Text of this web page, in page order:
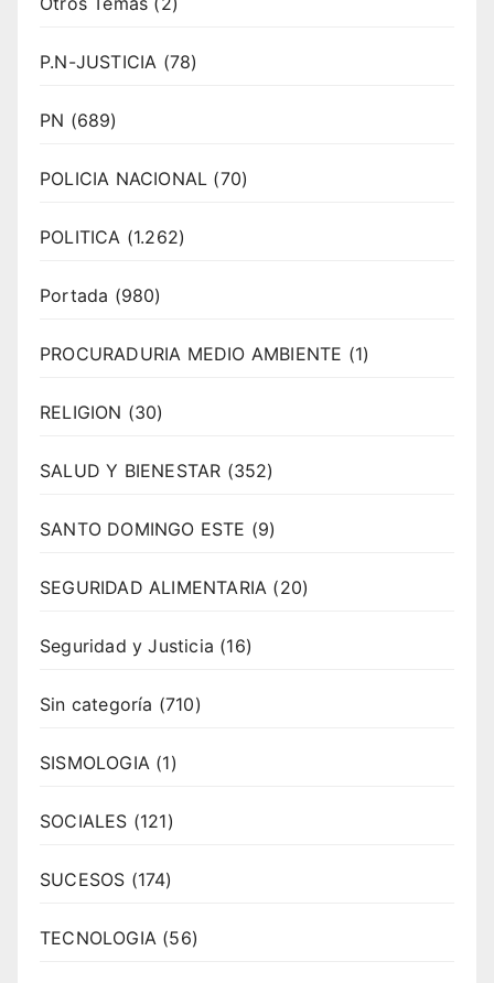
P.N-JUSTICIA (78)
PN (689)
POLICIA NACIONAL (70)
POLITICA (1.262)
Portada (980)
PROCURADURIA MEDIO AMBIENTE (1)
RELIGION (30)
SALUD Y BIENESTAR (352)
SANTO DOMINGO ESTE (9)
SEGURIDAD ALIMENTARIA (20)
Seguridad y Justicia (16)
Sin categoría (710)
SISMOLOGIA (1)
SOCIALES (121)
SUCESOS (174)
TECNOLOGIA (56)